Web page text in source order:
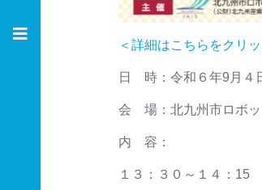
＜詳細はこちらをクリッ
日 時：令和６年9月４
会 場：北九州市ロボッ
内 容：
１３：３０～１４：15